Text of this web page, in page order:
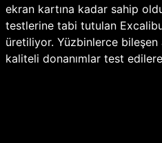
ekran kartına kadar sahip
testlerine tabi tutulan
üretiliyor. Yüzbinlerce
kaliteli donanımlar test